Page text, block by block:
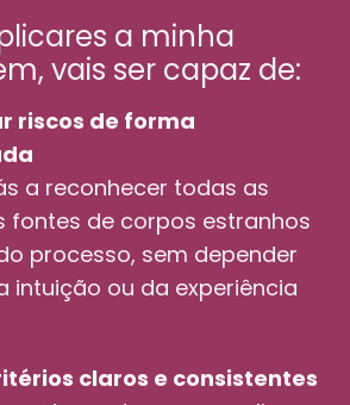
a minha
vais ser capaz de:
riscos de forma
a reconhecer todas as
fontes de corpos estranhos
processo, sem depender
intuição ou da experiência
claros e consistentes